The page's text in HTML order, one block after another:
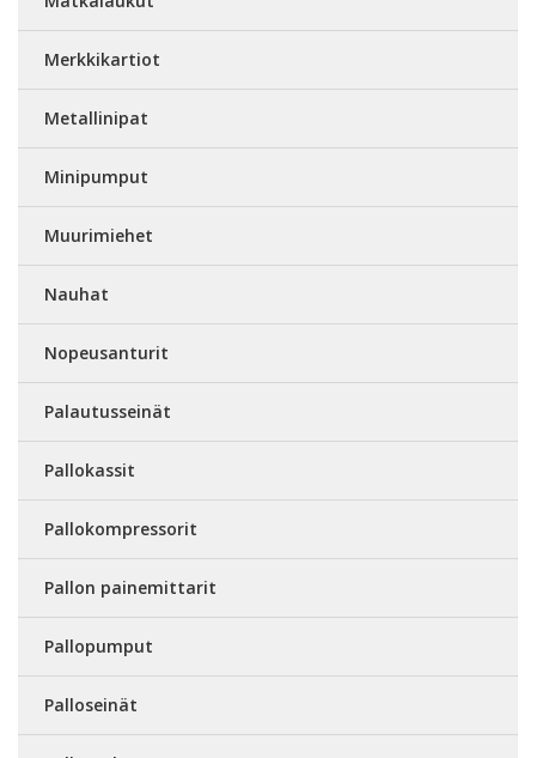
Merkkikartiot
Metallinipat
Minipumput
Muurimiehet
Nauhat
Nopeusanturit
Palautusseinät
Pallokassit
Pallokompressorit
Pallon painemittarit
Pallopumput
Palloseinät